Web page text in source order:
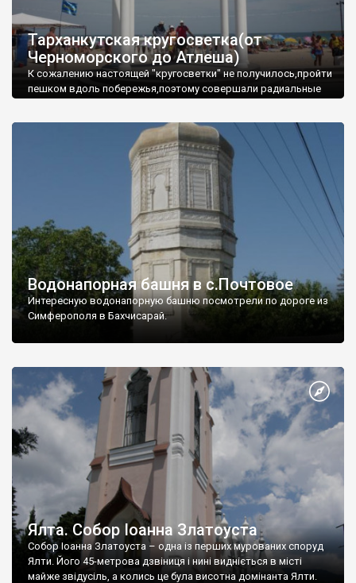
Тарханкутская кругосветка(от
Черноморского до Атлеша)
К сожалению настоящей "кругосветки" не получилось,пройти
пешком вдоль побережья,поэтому совершали радиальные
Водонапорная башня в с.Почтовое
Интересную водонапорную башню посмотрели по дороге из
Симферополя в Бахчисарай.
Ялта. Собор Іоанна Златоуста
Собор Іоанна Златоуста – одна із перших мурованих споруд
Ялти. Його 45-метрова дзвіниця і нині видніється в місті
майже звідусіль, а колись це була висотна домінанта Ялти.